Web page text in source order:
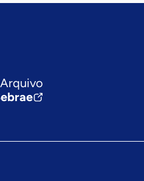
Arquivo